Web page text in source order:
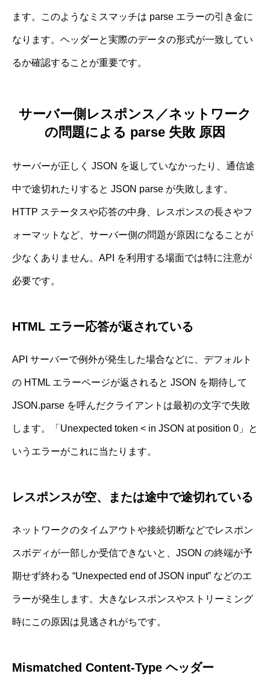
ます。このようなミスマッチは parse エラーの引き金に
なります。ヘッダーと実際のデータの形式が一致してい
るか確認することが重要です。
サーバー側レスポンス／ネットワーク
の問題による parse 失敗 原因
サーバーが正しく JSON を返していなかったり、通信途
中で途切れたりすると JSON parse が失敗します。
HTTP ステータスや応答の中身、レスポンスの長さやフ
ォーマットなど、サーバー側の問題が原因になることが
少なくありません。API を利用する場面では特に注意が
必要です。
HTML エラー応答が返されている
API サーバーで例外が発生した場合などに、デフォルト
の HTML エラーページが返されると JSON を期待して
JSON.parse を呼んだクライアントは最初の文字で失敗
します。「Unexpected token < in JSON at position 0」と
いうエラーがこれに当たります。
レスポンスが空、または途中で途切れている
ネットワークのタイムアウトや接続切断などでレスポン
スボディが一部しか受信できないと、JSON の終端が予
期せず終わる “Unexpected end of JSON input” などのエ
ラーが発生します。大きなレスポンスやストリーミング
時にこの原因は見逃されがちです。
Mismatched Content-Type ヘッダー